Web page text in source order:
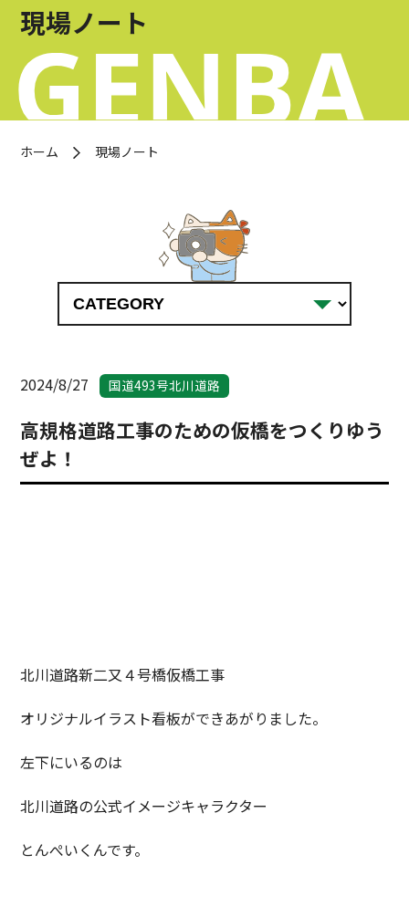
OFFICIAL SNS
現場ノート
ホーム 現場ノート
2024/8/27 国道493号北川道路
高規格道路工事のための仮橋をつくりゆう
ぜよ！
北川道路新二又４号橋仮橋工事
オリジナルイラスト看板ができあがりました。
左下にいるのは
北川道路の公式イメージキャラクター
とんぺいくんです。